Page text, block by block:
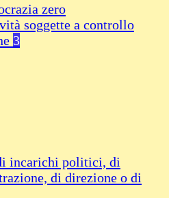
zero
soggette a controllo
3
incarichi politici, di
di direzione o di